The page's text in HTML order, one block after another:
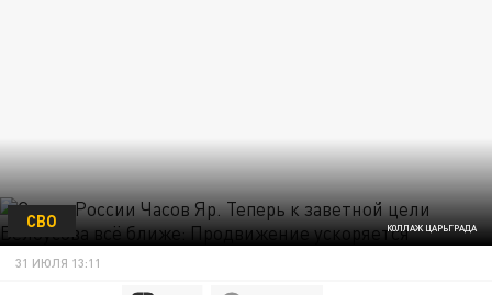
КОЛЛАЖ ЦАРЬГРАДА
СВО
31 ИЮЛЯ 13:11